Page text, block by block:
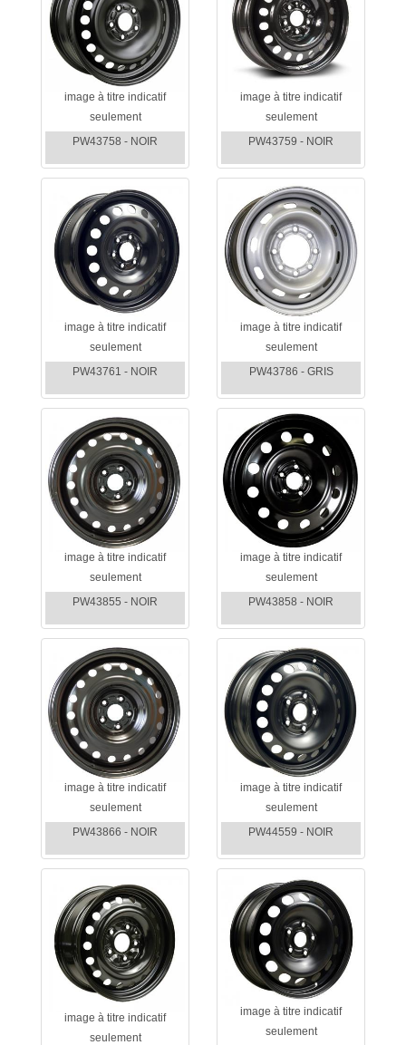
image à titre indicatif
seulement
PW43758 - NOIR
image à titre indicatif
seulement
PW43759 - NOIR
image à titre indicatif
seulement
PW43761 - NOIR
image à titre indicatif
seulement
PW43786 - GRIS
image à titre indicatif
seulement
PW43855 - NOIR
image à titre indicatif
seulement
PW43858 - NOIR
image à titre indicatif
seulement
PW43866 - NOIR
image à titre indicatif
seulement
PW44559 - NOIR
image à titre indicatif
seulement
image à titre indicatif
seulement